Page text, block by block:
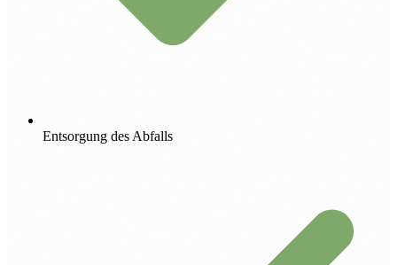
Entsorgung des Abfalls